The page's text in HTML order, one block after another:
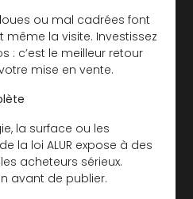
ou mal cadrées font
la visite. Investissez
: c’est le meilleur retour
mise en vente.
la surface ou les
la loi ALUR expose à des
acheteurs sérieux.
avant de publier.